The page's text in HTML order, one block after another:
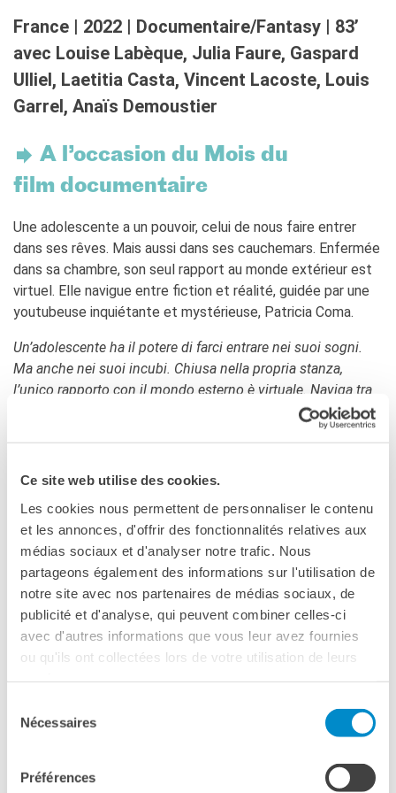
Ce site web utilise des cookies.
Les cookies nous permettent de personnaliser le contenu
et les annonces, d'offrir des fonctionnalités relatives aux
médias sociaux et d'analyser notre trafic. Nous
partageons également des informations sur l'utilisation de
notre site avec nos partenaires de médias sociaux, de
publicité et d'analyse, qui peuvent combiner celles-ci
avec d'autres informations que vous leur avez fournies
ou qu'ils ont collectées lors de votre utilisation de leurs
Nécessaires
Préférences
Séjours linguistiques en
France
Étudier en France
PARTENARIATS
Le cercle des amis
QUI SOMMES-NOUS ?
L'Institut français Italia
Où sommes nous ?
Notre équipe
Notre charte qualité
La Carte Institut français
Offres d'emplois/stages
Autres institutions
françaises
France | 2022 | Documentaire/Fantasy | 83’
avec Louise Labèque, Julia Faure, Gaspard
Ulliel, Laetitia Casta, Vincent Lacoste, Louis
Garrel, Anaïs Demoustier
A l’occasion du Mois du
film documentaire
Une adolescente a un pouvoir, celui de nous faire entrer
dans ses rêves. Mais aussi dans ses cauchemars. Enfermée
dans sa chambre, son seul rapport au monde extérieur est
virtuel. Elle navigue entre fiction et réalité, guidée par une
youtubeuse inquiétante et mystérieuse, Patricia Coma.
Un’adolescente ha il potere di farci entrare nei suoi sogni.
Ma anche nei suoi incubi. Chiusa nella propria stanza,
l’unico rapporto con il mondo esterno è virtuale. Naviga tra
finzione e realtà, guidata da una inquietante e misteriosa
Pleaseaccept marketing-cookiesto watch this video.